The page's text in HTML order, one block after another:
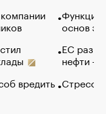
вредить
Функции
основ
ЕС
нефти —
Стресс